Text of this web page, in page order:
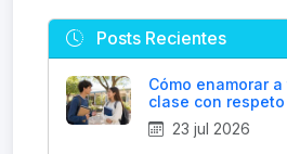
Posts Recientes
Cómo enamorar
clase con
23 jul 2026